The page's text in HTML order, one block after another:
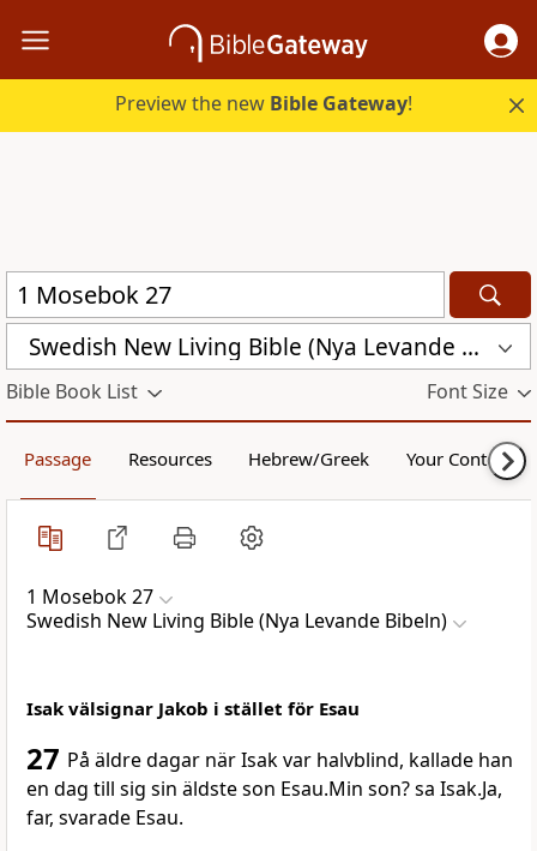
Preview the new Bible Gateway!
Swedish New Living Bible (Nya Levande Bibeln) (SVL)
Bible Book List Font Size
Passage Resources Hebrew/Greek Your Content
1 Mosebok 27
Swedish New Living Bible (Nya Levande Bibeln)
Isak välsignar Jakob i stället för Esau
27 På äldre dagar när Isak var halvblind, kallade han
en dag till sig sin äldste son Esau.Min son? sa Isak.Ja,
far, svarade Esau.